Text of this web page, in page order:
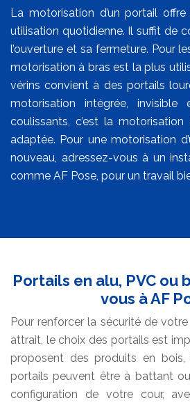
La motorisation d’un portail
utilisation quotidienne. Il suffit de
l’ouverture et sa fermeture. Pour
motorisation à bras est la plus
vérins convient à des portails
motorisation intégrée,
coulissants, c’est la
adaptée. Pour une motorisation
nouveau, adressez-vous à un
comme AF Pose, pour un travail
Portails en alu, PVC ou
vous à AF
Pour renforcer la sécurité de
attrait, le choix des portails est
proposent des produits en bois,
portails peuvent être à battant
configuration de votre cour,